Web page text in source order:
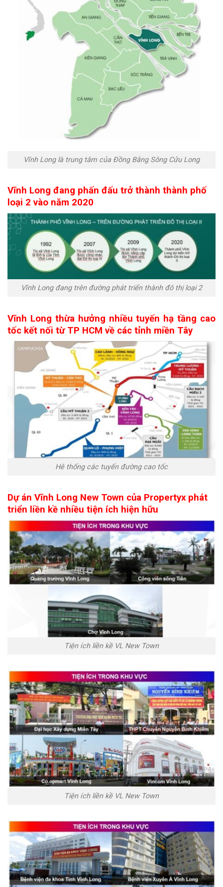
Vĩnh Long là trung tâm của Đồng Bằng Sông Cửu Long
Vĩnh Long đang phấn đấu trở thành thành phố
loại 2 vào năm 2020
Vĩnh Long đang trên đường phát triển thành đô thị loại 2
Vĩnh Long thừa hưởng nhiều tuyến hạ tầng cao
tốc kết nối từ TP HCM về các tỉnh miền Tây
Hê thống các tuyến đường cao tốc
Dự án Vĩnh Long New Town của Propertyx phát
triển liền kề nhiều tiện ích hiện hữu
Tiện ích liền kề VL New Town
Tiện ích liền kề VL New Town